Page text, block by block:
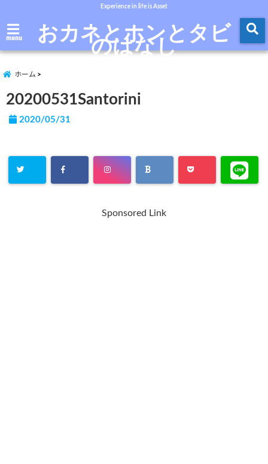
Experience in life is Asset
menu おカネとホンとタビ
のはなし
ホーム
20200531Santorini
2020/05/31
Sponsored Link